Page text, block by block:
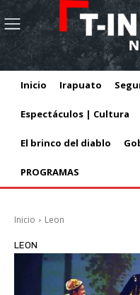
Inicio Irapuato
Espectáculos | Cultura
El brinco del diablo
PROGRAMAS
Inicio Leon
LEON